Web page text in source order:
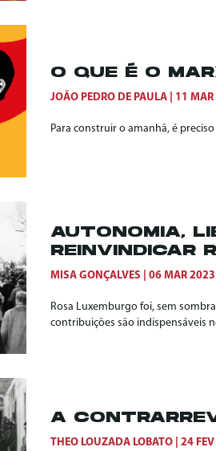
O QUE É O
JOÃO PEDRO DE PAULA 11
Para construir o amanhã, é
AUTONOMIA,
REINVINDICAR
MISA GONÇALVES 06 MAR 2023
Rosa Luxemburgo foi, sem
contribuições são indispensáveis
A
THEO LOUZADA LOBATO 24